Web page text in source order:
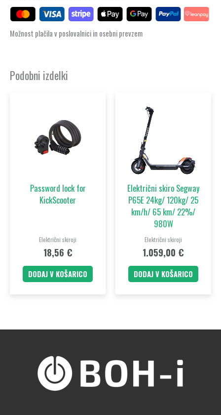
Možnost plačila v poslovalnici in osebni prevzem
Podobni izdelki
Password lock for
KickScooter
Električni skiroji
18,56 €
DODAJ V KOŠARICO
Električni skiro Segway
P65E 24kg/ 120kg/ 25
km/h/ 65 km/ 22%/
980W
Električni skiroji
1.059,00 €
DODAJ V KOŠARICO